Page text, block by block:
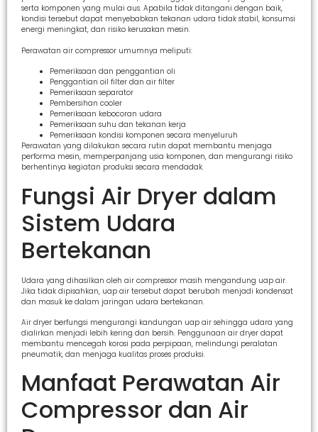
serta komponen yang mulai aus. Apabila tidak ditangani dengan baik,
kondisi tersebut dapat menyebabkan tekanan udara tidak stabil, konsumsi
energi meningkat, dan risiko kerusakan mesin.
Perawatan air compressor umumnya meliputi:
Pemeriksaan dan penggantian oli
Penggantian oil filter dan air filter
Pemeriksaan separator
Pembersihan cooler
Pemeriksaan kebocoran udara
Pemeriksaan suhu dan tekanan kerja
Pemeriksaan kondisi komponen secara menyeluruh
Perawatan yang dilakukan secara rutin dapat membantu menjaga
performa mesin, memperpanjang usia komponen, dan mengurangi risiko
berhentinya kegiatan produksi secara mendadak.
Fungsi Air Dryer dalam
Sistem Udara
Bertekanan
Udara yang dihasilkan oleh air compressor masih mengandung uap air.
Jika tidak dipisahkan, uap air tersebut dapat berubah menjadi kondensat
dan masuk ke dalam jaringan udara bertekanan.
Air dryer berfungsi mengurangi kandungan uap air sehingga udara yang
dialirkan menjadi lebih kering dan bersih. Penggunaan air dryer dapat
membantu mencegah korosi pada perpipaan, melindungi peralatan
pneumatik, dan menjaga kualitas proses produksi.
Manfaat Perawatan Air
Compressor dan Air